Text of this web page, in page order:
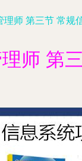
师 第三节 常规
师 第